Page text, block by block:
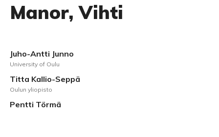
Manor, Vihti
Juho-Antti Junno
University of Oulu
Titta Kallio-Seppä
Oulun yliopisto
Pentti Törmä